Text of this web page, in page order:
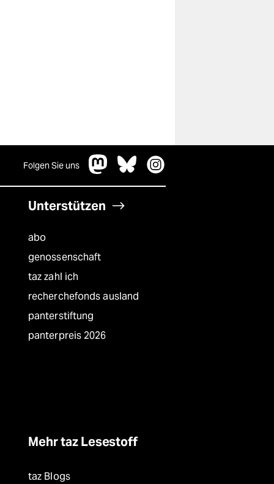
Folgen Sie uns
Unterstützen
abo
genossenschaft
taz zahl ich
recherchefonds ausland
panterstiftung
panterpreis 2026
Mehr taz Lesestoff
taz Blogs